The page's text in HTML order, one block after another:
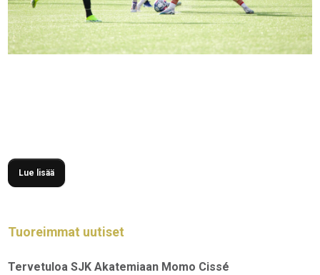
Lue lisää
Tuoreimmat uutiset
Tervetuloa SJK Akatemiaan Momo Cissé